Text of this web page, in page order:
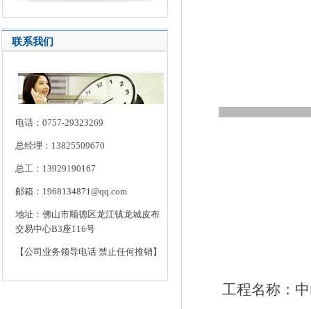
联系我们
电话：0757-29323269
总经理：13825509670
总工：13929190167
邮箱：1968134871@qq.com
地址：佛山市顺德区龙江镇龙城皮布
交易中心B3座116号
【公司业务领导电话 禁止任何推销】
工程名称：